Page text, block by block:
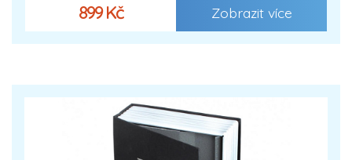
899 Kč Zobrazit více